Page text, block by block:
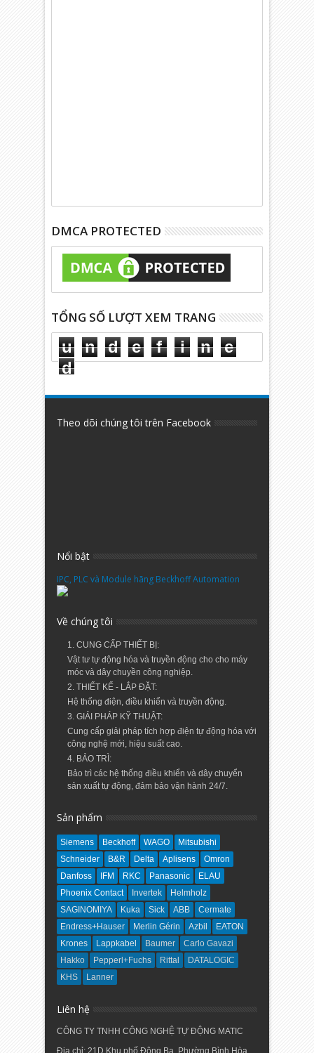
DMCA PROTECTED
TỔNG SỐ LƯỢT XEM TRANG
u n d e f i n
e
d
Theo dõi chúng tôi trên Facebook
Nổi bật
IPC, PLC và Module hãng Beckhoff Automation
Về chúng tôi
1. CUNG CẤP THIẾT BỊ:
Vật tư tự động hóa và truyền động cho cho máy
móc và dây chuyền công nghiệp.
2. THIẾT KẾ - LẮP ĐẶT:
Hệ thống điện, điều khiển và truyền động.
3. GIẢI PHÁP KỸ THUẬT:
Cung cấp giải pháp tích hợp điện tự động hóa với
công nghệ mới, hiệu suất cao.
4. BẢO TRÌ:
Bảo trì các hệ thống điều khiển và dây chuyển
sản xuất tự động, đảm bảo vận hành 24/7.
Sản phẩm
Siemens Beckhoff WAGO
Mitsubishi
Schneider
B&R Delta Aplisens
Omron
Danfoss
IFM RKC Panasonic
ELAU
Phoenix Contact
Invertek
Helmholz
SAGINOMIYA
Kuka Sick ABB
Cermate
Endress+Hauser
Merlin Gérin Azbil
EATON
Krones
Lappkabel Baumer
Carlo Gavazi
Hakko
Pepperl+Fuchs Rittal
DATALOGIC
KHS
Lanner
Liên hệ
CÔNG TY TNHH CÔNG NGHỆ TỰ ĐỘNG MATIC
Địa chỉ: 21D Khu phố Đông Ba, Phường Bình Hòa,